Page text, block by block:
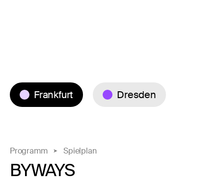
Frankfurt Dresden
Programm Spielplan
BYWAYS